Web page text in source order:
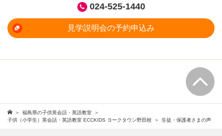
024-525-1440
見学説明会の予約申込み
福島県の子供英会話・英語教室
子供（小学生）英会話・英語教室 ECCKIDS ヨークタウン野田校
生徒・保護者さまの声